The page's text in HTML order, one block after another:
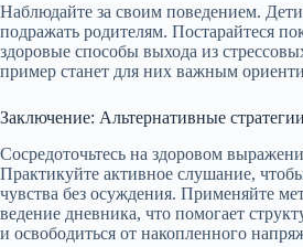
Наблюдайте за своим поведением.
подражать родителям. Постарайтеся
здоровые способы выхода из
пример станет для них важным
Заключение: Альтернативные стратегии
Сосредоточьтесь на здоровом
Практикуйте активное слушание,
чувства без осуждения. Применяйте
ведение дневника, что помогает
и освободиться от накопленного